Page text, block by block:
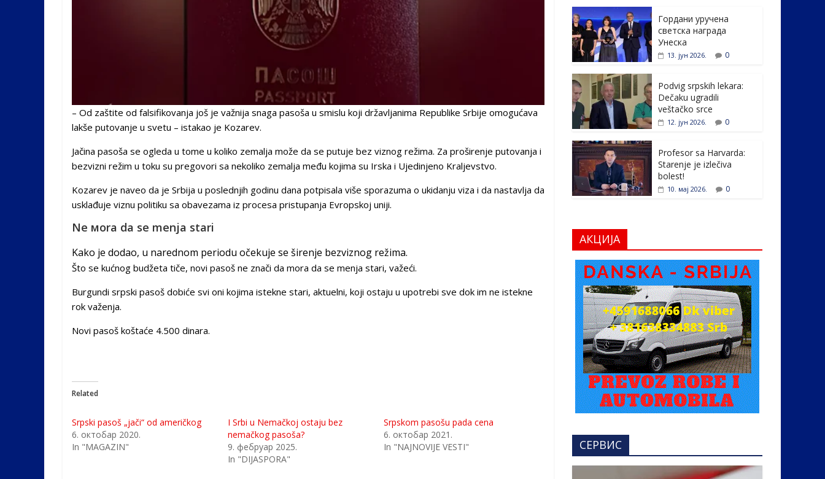
– Od zaštite od falsifikovanja još je važnija snaga pasoša u smislu koji državljanima Republike Srbije omogućava
lakše putovanje u svetu – istakao je Kozarev.
Jačina pasoša se ogleda u tome u koliko zemalja može da se putuje bez viznog režima. Za proširenje putovanja i
bezvizni režim u toku su pregovori sa nekoliko zemalja među kojima su Irska i Ujedinjeno Kraljevstvo.
Kozarev je naveo da je Srbija u poslednjih godinu dana potpisala više sporazuma o ukidanju viza i da nastavlja da
usklađuje viznu politiku sa obavezama iz procesa pristupanja Evropskoj uniji.
Ne мora da se menja stari
Kako je dodao, u narednom periodu očekuje se širenje bezviznog režima.
Što se kućnog budžeta tiče, novi pasoš ne znači da mora da se menja stari, važeći.
Burgundi srpski pasoš dobiće svi oni kojima istekne stari, aktuelni, koji ostaju u upotrebi sve dok im ne istekne
rok važenja.
Novi pasoš koštaće 4.500 dinara.
Related
Srpski pasoš „jači“ od američkog
6. октобар 2020.
In "MAGAZIN"
I Srbi u Nemačkoj ostaju bez
nemačkog pasoša?
9. фебруар 2025.
In "DIJASPORA"
Srpskom pasošu pada cena
6. октобар 2021.
In "NAJNOVIJE VESTI"
e
b
o
o
k
itt
er e
dI
n
e
Гордани уручена
светска награда
Унеска
13. јун 2026. 0
Podvig srpskih lekara:
Dečaku ugradili
veštačko srce
12. јун 2026. 0
Profesor sa Harvarda:
Starenje je izlečiva
bolest!
10. мај 2026. 0
АКЦИЈА
СЕРВИС